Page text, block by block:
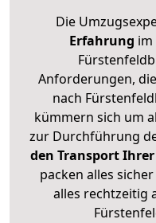
Die
Erfahrung im
Anforderungen,
nach
kümmern sich um
zur Durchführung
den Transport
packen alles
alles rechtzeitig